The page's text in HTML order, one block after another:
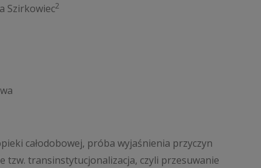
Szirkowiec2
całodobowej, próba wyjaśnienia przyczyn
transinstytucjonalizacja, czyli przesuwanie